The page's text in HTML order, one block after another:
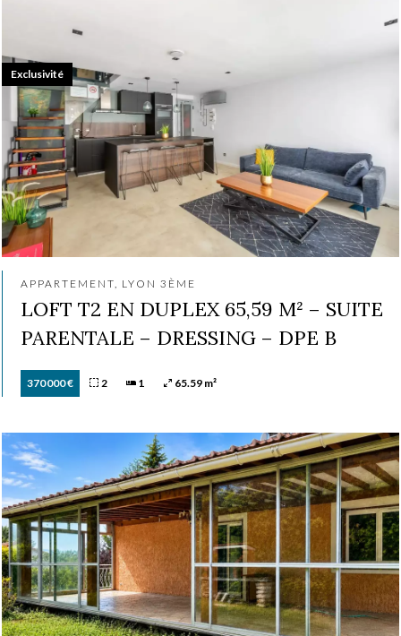
APPARTEMENT, LYON 3ÈME
LOFT T2 EN DUPLEX 65,59 M² – SUITE
PARENTALE – DRESSING – DPE B
370 000 € 2 1 65.59 m²
Exclusivité